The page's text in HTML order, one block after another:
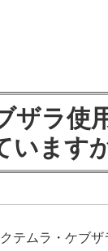
ザラ使
います
テムラ・ケブ